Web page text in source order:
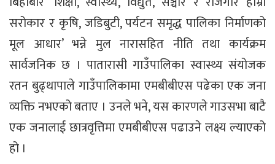
सरोकार र कृषि, जडिबुटी, पर्यटन समृद्ध पालिका निर्माणको
मूल आधार’ भन्ने मुल नारासहित नीति तथा कार्यक्रम
सार्वजनिक छ । पातारासी गाउँपालिका स्वास्थ्य संयोजक
रतन बुढ्थापाले गाउँपालिकामा एमबीबीएस पढेका एक जना
व्यक्ति नभएको बताए । उनले भने, यस कारणले गाउसभा बाटै
एक जनालाई छात्रवृत्तिमा एमबीबीएस पढाउने लक्ष्य ल्याएको
हो ।